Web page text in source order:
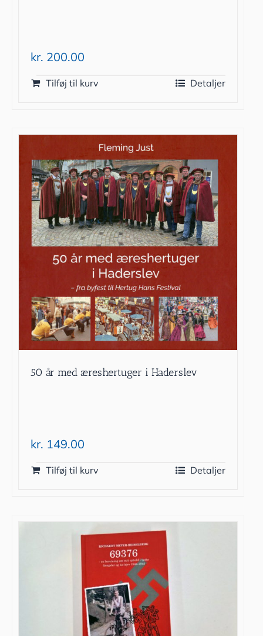
kr. 200.00
Tilføj til kurv Detaljer
50 år med æreshertuger i Haderslev
kr. 149.00
Tilføj til kurv Detaljer